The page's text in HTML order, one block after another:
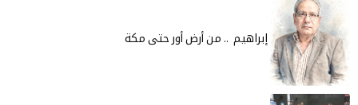
إبراهيم .. من أرض أور حتى مكة